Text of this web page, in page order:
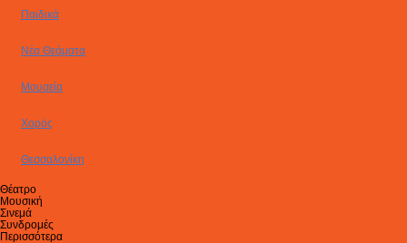
Παιδικά
Νέα Θεάματα
Μουσεία
Χορός
Θεσσαλονίκη
Θέατρο
Μουσική
Σινεμά
Συνδρομές
Περισσότερα